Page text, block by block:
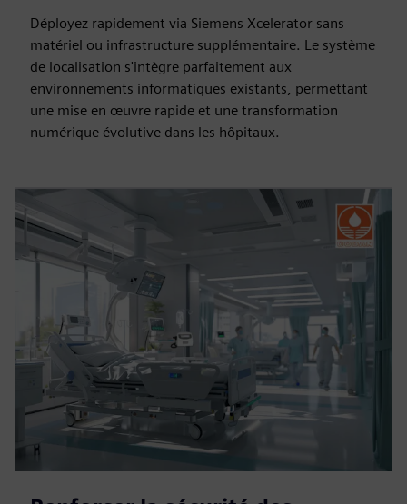
Déployez rapidement via Siemens Xcelerator sans
matériel ou infrastructure supplémentaire. Le système
de localisation s'intègre parfaitement aux
environnements informatiques existants, permettant
une mise en œuvre rapide et une transformation
numérique évolutive dans les hôpitaux.